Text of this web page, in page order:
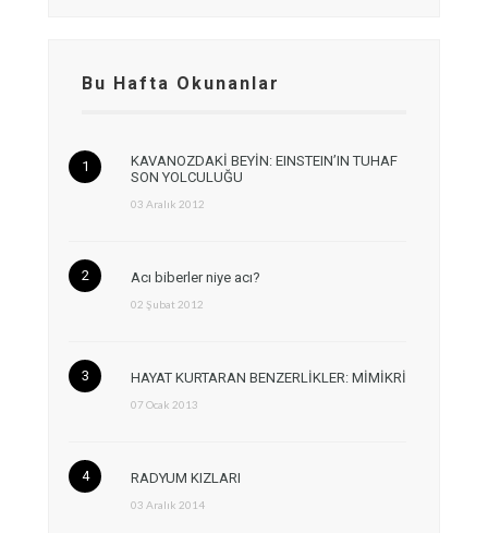
Bu Hafta Okunanlar
KAVANOZDAKİ BEYİN: EINSTEIN’IN TUHAF
SON YOLCULUĞU
03 Aralık 2012
Acı biberler niye acı?
02 Şubat 2012
HAYAT KURTARAN BENZERLİKLER: MİMİKRİ
07 Ocak 2013
RADYUM KIZLARI
03 Aralık 2014